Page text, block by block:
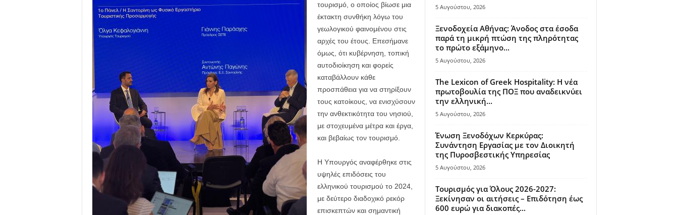
τουρισμό, ο οποίος βίωσε μια
έκτακτη συνθήκη λόγω του
γεωλογικού φαινομένου στις
αρχές του έτους. Επεσήμανε
όμως, ότι κυβέρνηση, τοπική
αυτοδιοίκηση και φορείς
καταβάλλουν κάθε
προσπάθεια για να στηρίξουν
τους κατοίκους, να ενισχύσουν
την ανθεκτικότητα του νησιού,
με στοχευμένα μέτρα και έργα,
και βεβαίως τον τουρισμό.
Η Υπουργός αναφέρθηκε στις
υψηλές επιδόσεις του
ελληνικού τουρισμού το 2024,
με δεύτερο διαδοχικό ρεκόρ
επισκεπτών και σημαντική
5 Αυγούστου, 2026
Ξενοδοχεία Αθήνας: Άνοδος στα έσοδα
παρά τη μικρή πτώση της πληρότητας
το πρώτο εξάμηνο...
5 Αυγούστου, 2026
The Lexicon of Greek Hospitality: Η νέα
πρωτοβουλία της ΠΟΞ που αναδεικνύει
την ελληνική...
5 Αυγούστου, 2026
Ένωση Ξενοδόχων Κερκύρας:
Συνάντηση Εργασίας με τον Διοικητή
της Πυροσβεστικής Υπηρεσίας
5 Αυγούστου, 2026
Τουρισμός για Όλους 2026-2027:
Ξεκίνησαν οι αιτήσεις – Επιδότηση έως
600 ευρώ για διακοπές...